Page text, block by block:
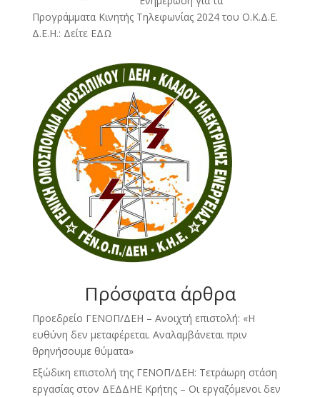
Προγράμματα Κινητής Τηλεφωνίας 2024 του Ο.Κ.Δ.Ε.
Δ.Ε.Η.: Δείτε ΕΔΩ
Πρόσφατα άρθρα
Προεδρείο ΓΕΝΟΠ/ΔΕΗ – Ανοιχτή επιστολή: «Η
ευθύνη δεν μεταφέρεται. Αναλαμβάνεται πριν
θρηνήσουμε θύματα»
Εξώδικη επιστολή της ΓΕΝΟΠ/ΔΕΗ: Τετράωρη στάση
εργασίας στον ΔΕΔΔΗΕ Κρήτης – Οι εργαζόμενοι δεν